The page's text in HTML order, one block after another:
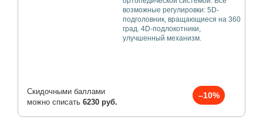
возможные регулировки: 5D-
подголовник, вращающиеся на 360
град. 4D-подлокотники,
улучшенный механизм.
Скидочными баллами
можно списать 6230 руб.
–10%